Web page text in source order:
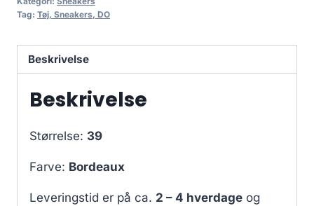
Tag: Tøj, Sneakers, DO
Beskrivelse
Beskrivelse
Størrelse: 39
Farve: Bordeaux
Leveringstid er på ca. 2 – 4 hverdage og